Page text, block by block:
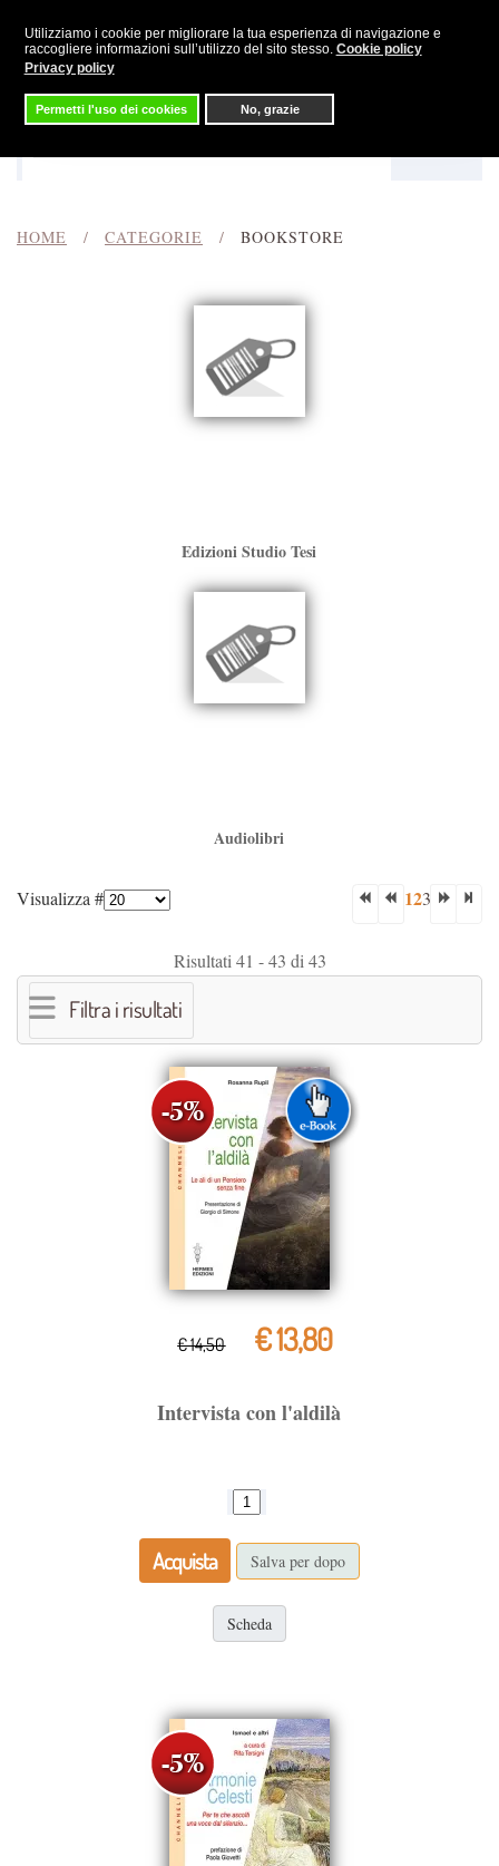
Utilizziamo i cookie per migliorare la tua esperienza di navigazione e
raccogliere informazioni sull’utilizzo del sito stesso. Cookie policy
Privacy policy
Permetti l'uso dei cookies No, grazie
Skip to main content
HOME CATEGORIE BOOKSTORE
Edizioni Studio Tesi
Audiolibri
Visualizza # 123
Risultati 41 - 43 di 43
Filtra i risultati
€ 14,50 € 13,80
Intervista con l'aldilà
Acquista Salva per dopo
Scheda